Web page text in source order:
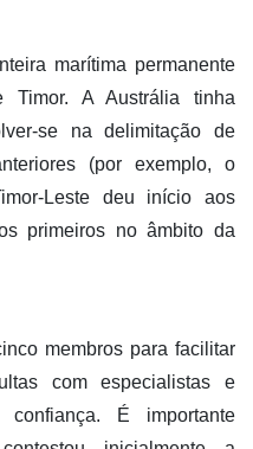
marítima permanente
A Austrália tinha
se na delimitação de
(por exemplo, o
Leste deu início aos
primeiros no âmbito da
membros para facilitar
com especialistas e
É importante